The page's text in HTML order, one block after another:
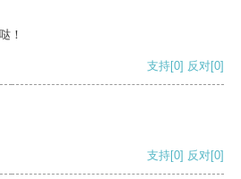
！
支持[0] 反对[0]
支持[0] 反对[0]